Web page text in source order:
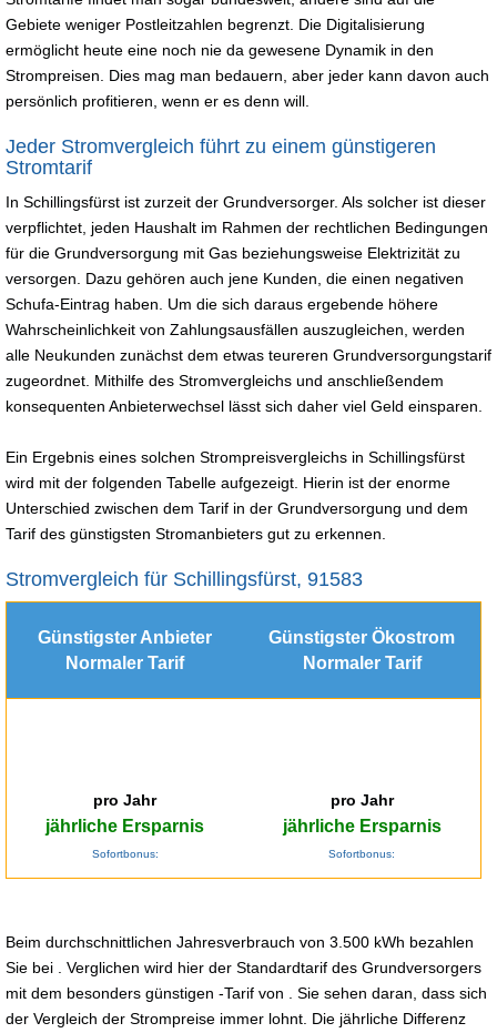
Gebiete weniger Postleitzahlen begrenzt. Die Digitalisierung
ermöglicht heute eine noch nie da gewesene Dynamik in den
Strompreisen. Dies mag man bedauern, aber jeder kann davon auch
persönlich profitieren, wenn er es denn will.
Jeder Stromvergleich führt zu einem günstigeren
Stromtarif
In Schillingsfürst ist zurzeit der Grundversorger. Als solcher ist dieser
verpflichtet, jeden Haushalt im Rahmen der rechtlichen Bedingungen
für die Grundversorgung mit Gas beziehungsweise Elektrizität zu
versorgen. Dazu gehören auch jene Kunden, die einen negativen
Schufa-Eintrag haben. Um die sich daraus ergebende höhere
Wahrscheinlichkeit von Zahlungsausfällen auszugleichen, werden
alle Neukunden zunächst dem etwas teureren Grundversorgungstarif
zugeordnet. Mithilfe des Stromvergleichs und anschließendem
konsequenten Anbieterwechsel lässt sich daher viel Geld einsparen.
Ein Ergebnis eines solchen Strompreisvergleichs in Schillingsfürst
wird mit der folgenden Tabelle aufgezeigt. Hierin ist der enorme
Unterschied zwischen dem Tarif in der Grundversorgung und dem
Tarif des günstigsten Stromanbieters gut zu erkennen.
Stromvergleich für Schillingsfürst, 91583
Günstigster Anbieter
Normaler Tarif
Günstigster Ökostrom
Normaler Tarif
pro Jahr
jährliche Ersparnis
Sofortbonus:
pro Jahr
jährliche Ersparnis
Sofortbonus:
Beim durchschnittlichen Jahresverbrauch von 3.500 kWh bezahlen
Sie bei . Verglichen wird hier der Standardtarif des Grundversorgers
mit dem besonders günstigen -Tarif von . Sie sehen daran, dass sich
der Vergleich der Strompreise immer lohnt. Die jährliche Differenz